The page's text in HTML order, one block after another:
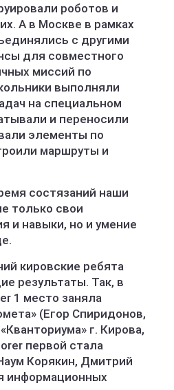
роботов и
А в Москве в рамках
с другими
для совместного
миссий по
выполняли
на специальном
и переносили
элементы по
маршруты и
состязаний наши
только свои
и навыки, но и умение
кировские ребята
результаты. Так, в
1 место заняла
(Егор Спиридонов,
г. Кирова,
первой стала
Корякин, Дмитрий
информационных